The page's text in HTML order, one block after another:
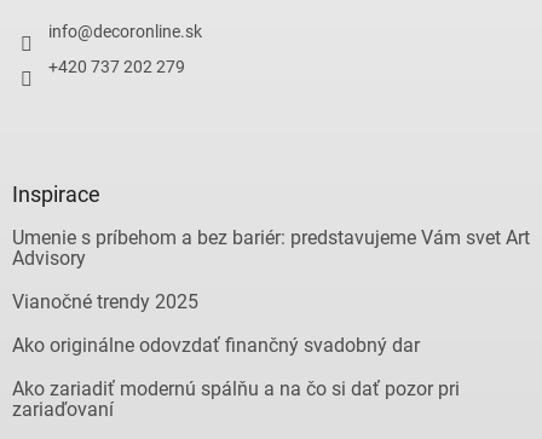
info@decoronline.sk
+420 737 202 279
Inspirace
Umenie s príbehom a bez bariér: predstavujeme Vám svet Art
Advisory
Vianočné trendy 2025
Ako originálne odovzdať finančný svadobný dar
Ako zariadiť modernú spálňu a na čo si dať pozor pri
zariaďovaní